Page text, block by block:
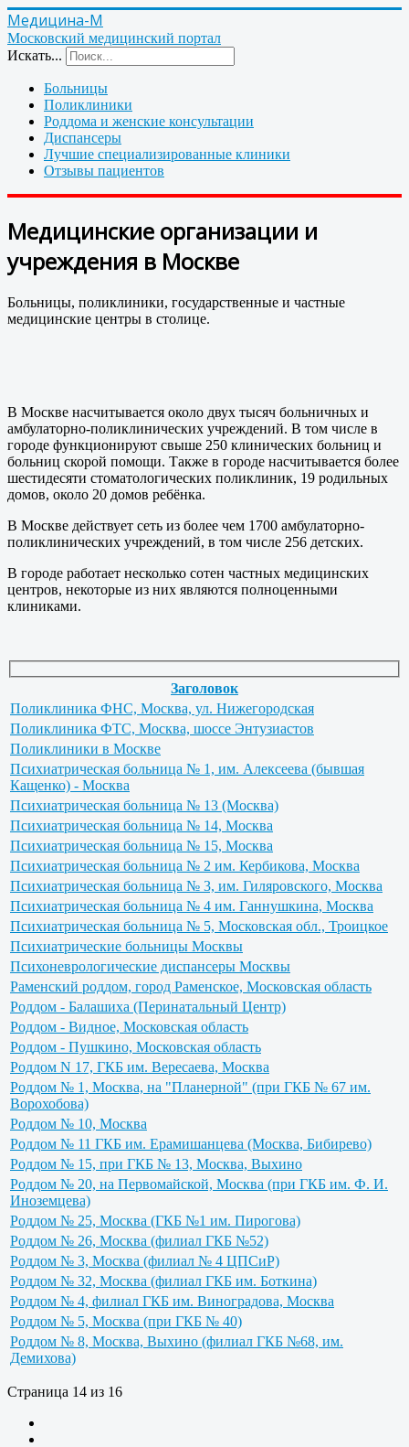
Медицина-М
Московский медицинский портал
Искать...
Больницы
Поликлиники
Роддома и женские консультации
Диспансеры
Лучшие специализированные клиники
Отзывы пациентов
Медицинские организации и
учреждения в Москве
Больницы, поликлиники, государственные и частные
медицинские центры в столице.
В Москве насчитывается около двух тысяч больничных и
амбулаторно-поликлинических учреждений. В том числе в
городе функционируют свыше 250 клинических больниц и
больниц скорой помощи. Также в городе насчитывается более
шестидесяти стоматологических поликлиник, 19 родильных
домов, около 20 домов ребёнка.
В Москве действует сеть из более чем 1700 амбулаторно-
поликлинических учреждений, в том числе 256 детских.
В городе работает несколько сотен частных медицинских
центров, некоторые из них являются полноценными
клиниками.
Заголовок
Поликлиника ФНС, Москва, ул. Нижегородская
Поликлиника ФТС, Москва, шоссе Энтузиастов
Поликлиники в Москве
Психиатрическая больница № 1, им. Алексеева (бывшая
Кащенко) - Москва
Психиатрическая больница № 13 (Москва)
Психиатрическая больница № 14, Москва
Психиатрическая больница № 15, Москва
Психиатрическая больница № 2 им. Кербикова, Москва
Психиатрическая больница № 3, им. Гиляровского, Москва
Психиатрическая больница № 4 им. Ганнушкина, Москва
Психиатрическая больница № 5, Московская обл., Троицкое
Психиатрические больницы Москвы
Психоневрологические диспансеры Москвы
Раменский роддом, город Раменское, Московская область
Роддом - Балашиха (Перинатальный Центр)
Роддом - Видное, Московская область
Роддом - Пушкино, Московская область
Роддом N 17, ГКБ им. Вересаева, Москва
Роддом № 1, Москва, на "Планерной" (при ГКБ № 67 им.
Ворохобова)
Роддом № 10, Москва
Роддом № 11 ГКБ им. Ерамишанцева (Москва, Бибирево)
Роддом № 15, при ГКБ № 13, Москва, Выхино
Роддом № 20, на Первомайской, Москва (при ГКБ им. Ф. И.
Иноземцева)
Роддом № 25, Москва (ГКБ №1 им. Пирогова)
Роддом № 26, Москва (филиал ГКБ №52)
Роддом № 3, Москва (филиал № 4 ЦПСиР)
Роддом № 32, Москва (филиал ГКБ им. Боткина)
Роддом № 4, филиал ГКБ им. Виноградова, Москва
Роддом № 5, Москва (при ГКБ № 40)
Роддом № 8, Москва, Выхино (филиал ГКБ №68, им.
Демихова)
Страница 14 из 16